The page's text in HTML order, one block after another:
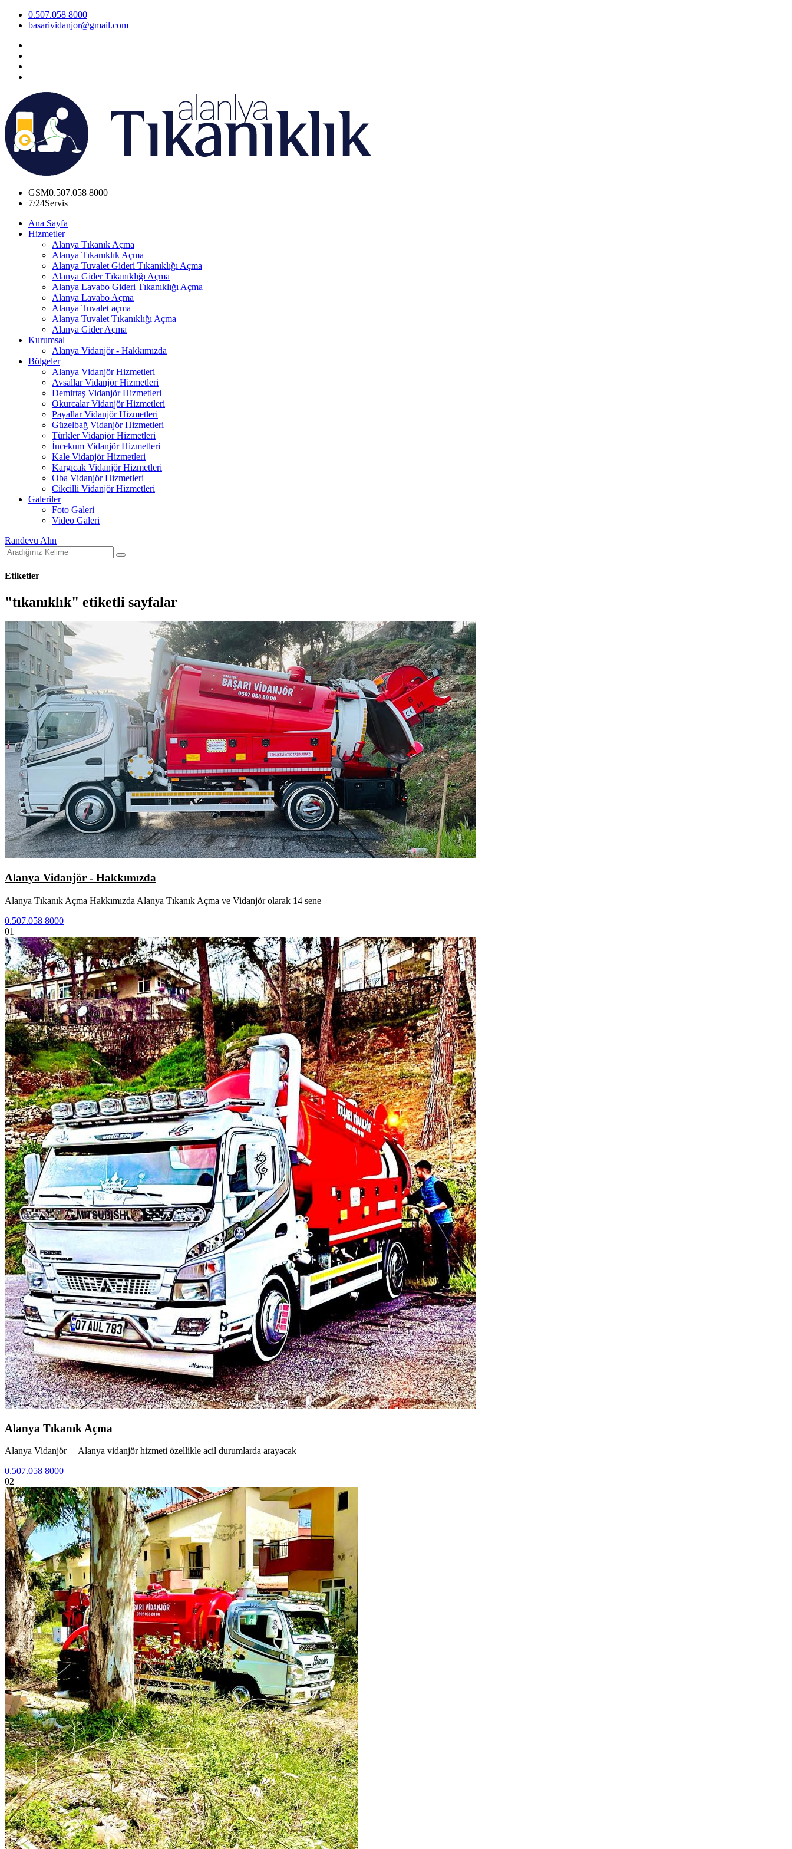
0.507.058 8000
basarividanjor@gmail.com
GSM0.507.058 8000
7/24Servis
Ana Sayfa
Hizmetler
Alanya Tıkanık Açma
Alanya Tıkanıklık Açma
Alanya Tuvalet Gideri Tıkanıklığı Açma
Alanya Gider Tıkanıklığı Açma
Alanya Lavabo Gideri Tıkanıklığı Açma
Alanya Lavabo Açma
Alanya Tuvalet açma
Alanya Tuvalet Tıkanıklığı Açma
Alanya Gider Açma
Kurumsal
Alanya Vidanjör - Hakkımızda
Bölgeler
Alanya Vidanjör Hizmetleri
Avsallar Vidanjör Hizmetleri
Demirtaş Vidanjör Hizmetleri
Okurcalar Vidanjör Hizmetleri
Payallar Vidanjör Hizmetleri
Güzelbağ Vidanjör Hizmetleri
Türkler Vidanjör Hizmetleri
İncekum Vidanjör Hizmetleri
Kale Vidanjör Hizmetleri
Kargıcak Vidanjör Hizmetleri
Oba Vidanjör Hizmetleri
Cikcilli Vidanjör Hizmetleri
Galeriler
Foto Galeri
Video Galeri
Randevu Alın
Etiketler
"tıkanıklık" etiketli sayfalar
Alanya Vidanjör - Hakkımızda
Alanya Tıkanık Açma Hakkımızda Alanya Tıkanık Açma ve Vidanjör olarak 14 sene
0.507.058 8000
01
Alanya Tıkanık Açma
Alanya Vidanjör Alanya vidanjör hizmeti özellikle acil durumlarda arayacak
0.507.058 8000
02